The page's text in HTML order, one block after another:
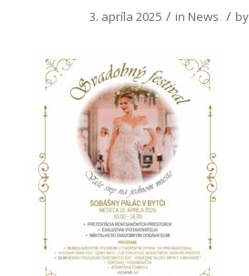
3. apríla 2025 / in News /